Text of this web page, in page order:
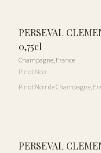
PERSEVAL
0,75cl
Champagne,France
Pinot Noir
Pinot Noir de Champagne,
PERSEVAL